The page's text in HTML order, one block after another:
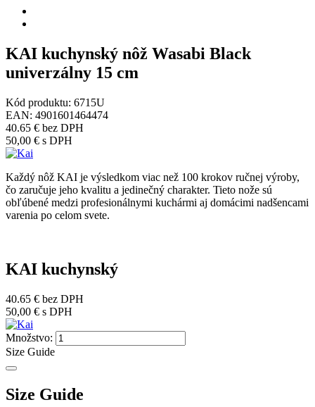
KAI kuchynský nôž Wasabi Black
univerzálny 15 cm
Kód produktu: 6715U
EAN: 4901601464474
40.65 € bez DPH
50,00 € s DPH
Každý nôž KAI je výsledkom viac než 100 krokov ručnej výroby,
čo zaručuje jeho kvalitu a jedinečný charakter. Tieto nože sú
obľúbené medzi profesionálnymi kuchármi aj domácimi nadšencami
varenia po celom svete.
KAI kuchynský
40.65 € bez DPH
50,00 € s DPH
Množstvo:
Size Guide
Size Guide